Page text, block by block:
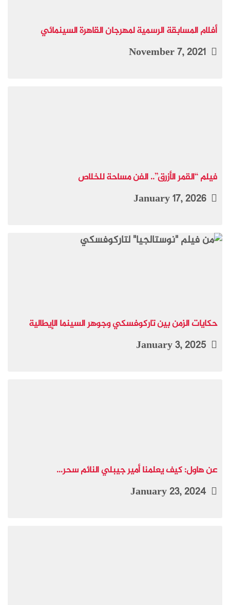
أفلام المسابقة الرسمية لمهرجان القاهرة السينمائي
فيلم “القمر الأزرق”.. الفن مساحة للخلاص
January 17, 2026
حكايات الزمن بين تاركوفسكي وجوهر السينما الإيطالية
عن هاول: كيف يعلمنا أمير جيبلي النائم سحر...